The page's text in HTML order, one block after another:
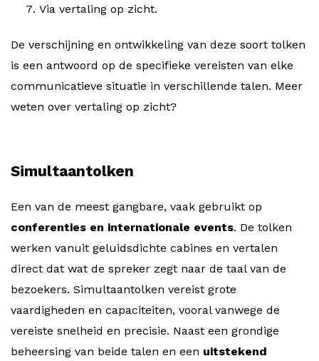
Via vertaling op zicht.
De verschijning en ontwikkeling van deze soort tolken
is een antwoord op de specifieke vereisten van elke
communicatieve situatie in verschillende talen. Meer
weten over vertaling op zicht?
Simultaantolken
Een van de meest gangbare, vaak gebruikt op
conferenties en internationale events. De tolken
werken vanuit geluidsdichte cabines en vertalen
direct dat wat de spreker zegt naar de taal van de
bezoekers. Simultaantolken vereist grote
vaardigheden en capaciteiten, vooral vanwege de
vereiste snelheid en precisie. Naast een grondige
beheersing van beide talen en een uitstekend